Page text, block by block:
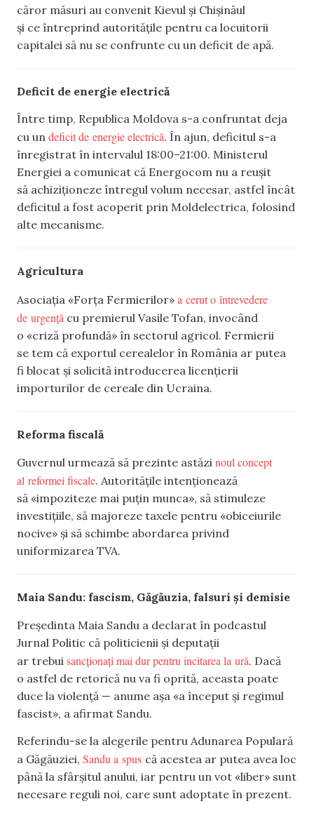
căror măsuri au convenit Kievul și Chișinăul
și ce întreprind autoritățile pentru ca locuitorii
capitalei să nu se confrunte cu un deficit de apă.
Deficit de energie electrică
Între timp, Republica Moldova s-a confruntat deja
cu un deficit de energie electrică. În ajun, deficitul s-a
înregistrat în intervalul 18:00–21:00. Ministerul
Energiei a comunicat că Energocom nu a reușit
să achiziționeze întregul volum necesar, astfel încât
deficitul a fost acoperit prin Moldelectrica, folosind
alte mecanisme.
Agricultura
Asociația «Forța Fermierilor» a cerut o întrevedere
de urgență cu premierul Vasile Tofan, invocând
o «criză profundă» în sectorul agricol. Fermierii
se tem că exportul cerealelor în România ar putea
fi blocat și solicită introducerea licențierii
importurilor de cereale din Ucraina.
Reforma fiscală
Guvernul urmează să prezinte astăzi noul concept
al reformei fiscale. Autoritățile intenționează
să «impoziteze mai puțin munca», să stimuleze
investițiile, să majoreze taxele pentru «obiceiurile
nocive» și să schimbe abordarea privind
uniformizarea TVA.
Maia Sandu: fascism, Găgăuzia, falsuri și demisie
Președinta Maia Sandu a declarat în podcastul
Jurnal Politic că politicienii și deputații
ar trebui sancționați mai dur pentru incitarea la ură. Dacă
o astfel de retorică nu va fi oprită, aceasta poate
duce la violență — anume așa «a început și regimul
fascist», a afirmat Sandu.
Referindu-se la alegerile pentru Adunarea Populară
a Găgăuziei, Sandu a spus că acestea ar putea avea loc
până la sfârșitul anului, iar pentru un vot «liber» sunt
necesare reguli noi, care sunt adoptate în prezent.